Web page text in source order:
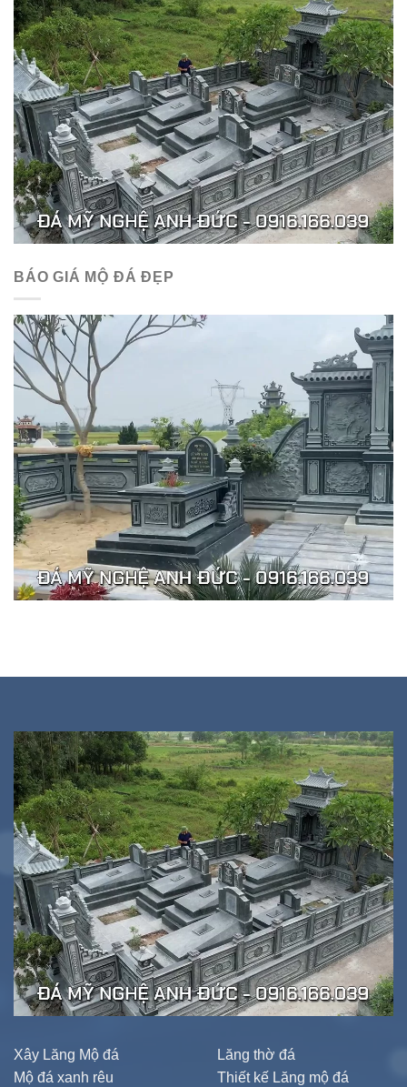
BÁO GIÁ MỘ ĐÁ ĐẸP
Xây Lăng Mộ đá
Mộ đá xanh rêu
Lăng thờ đá
Thiết kế Lăng mộ đá